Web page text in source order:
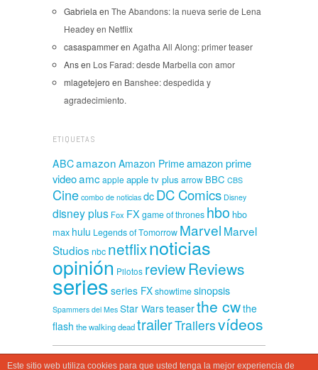
Gabriela en The Abandons: la nueva serie de Lena
Headey en Netflix
casaspammeren Agatha All Along: primer teaser
Ansen Los Farad: desde Marbella con amor
mlagetejero en Banshee: despedida y
agradecimiento.
ETIQUETAS
ABCamazon Amazon Primeamazon prime
videoamcapple apple tv plus arrow BBC CBS
Cine combo de noticias dcDC Comics Disney
disney plus Fox FX game of thrones hbo hbo
max hulu Legends of Tomorrow Marvel Marvel
Studios nbc netflixnoticias
opinión Pilotos reviewReviews
series series FXshowtimesinopsis
Spammers del Mes Star Warsteaserthe cwthe
flash the walking deadtrailerTrailersvídeos
Este sitio web utiliza cookies para que usted tenga la mejor experiencia de